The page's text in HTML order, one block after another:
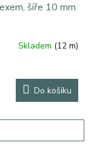
šíře 10 mm
Skladem (12 m)
Do košíku